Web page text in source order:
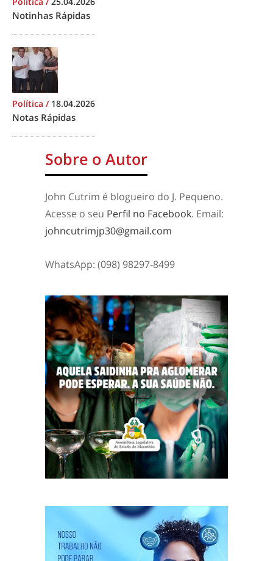
Notinhas Rápidas
Política / 18.04.2026
Notas Rápidas
Sobre o Autor
John Cutrim é blogueiro do J. Pequeno.
Acesse o seu Perfil no Facebook. Email:
johncutrimjp30@gmail.com
WhatsApp: (098) 98297-8499